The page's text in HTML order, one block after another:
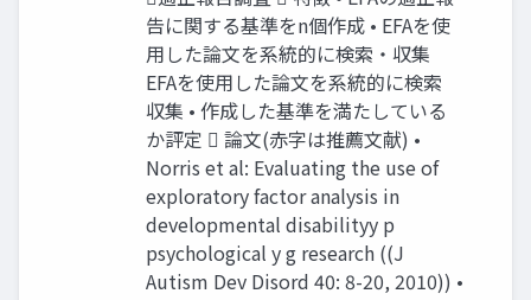
告に関する基準をn個作成 • EFAを使
用した論文を系統的に検索・収集
EFAを使用した論文を系統的に検索
収集 • 作成した基準を満たしている
か評定  論文(赤字は推薦文献) •
Norris et al: Evaluating the use of
exploratory factor analysis in
developmental disabilityy p
psychological y g research ((J
Autism Dev Disord 40: 8-20, 2010)) •